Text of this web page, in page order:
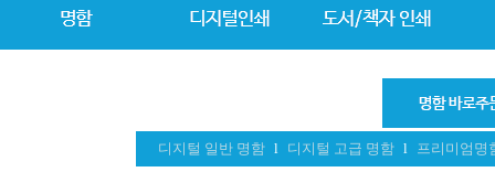
디지털 일반 명함 l 디지털 고급 명함 l 프리미엄명